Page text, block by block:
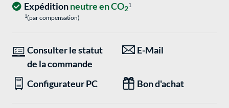
Expéditionneutre en CO21
1(par compensation)
Consulter le statut
de la commande
E-Mail
Configurateur PC Bon d'achat